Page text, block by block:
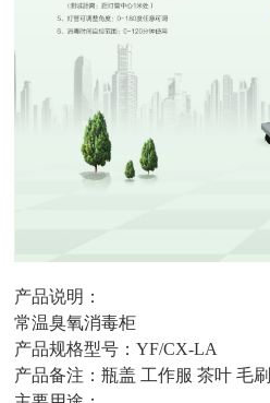
产品说明：
常温臭氧消毒柜
产品规格型号：YF/CX-LA
产品备注：瓶盖 工作服 茶叶 毛